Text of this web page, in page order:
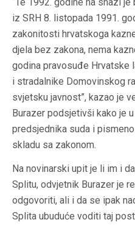
iz SRH 8. listopada 1991.
zakonitosti hrvatskoga
djela bez zakona, nema
godina pravosuđe Hrvatske
i stradalnike Domovinskog
svjetsku javnost”, kazao je
Burazer podsjetivši kako je
predsjednika suda i
skladu sa zakonom.
Na novinarski upit je li im i
Splitu, odvjetnik Burazer je
odgovoriti, ali i da se ipak
Splita ubuduće voditi taj